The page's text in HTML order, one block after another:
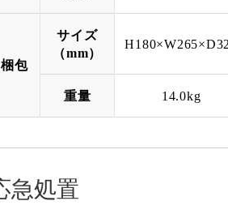
梱包
サイズ
（mm）
重量 14.0kg
急処置